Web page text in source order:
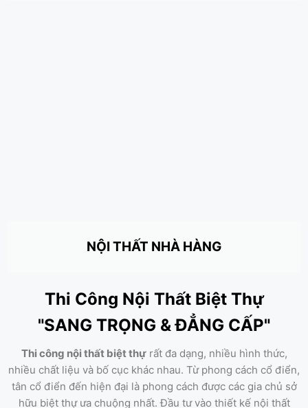
NỘI THẤT NHÀ HÀNG
Thi Công Nội Thất Biệt Thự
"SANG TRỌNG & ĐẲNG CẤP"
Thi công nội thất biệt thựrất đa dạng, nhiều hình thức,
nhiều chất liệu và bố cục khác nhau. Từ phong cách cổ điển,
tân cổ điển đến hiện đại là phong cách được các gia chủ sở
hữu biệt thự ưa chuộng nhất. Đầu tư vào thiết kế nội thất